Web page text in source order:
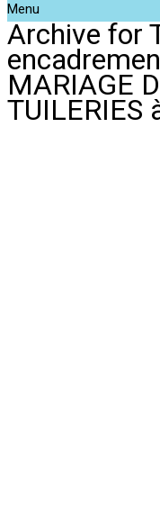
Menu
Archive for
MARIAGE
TUILERIES